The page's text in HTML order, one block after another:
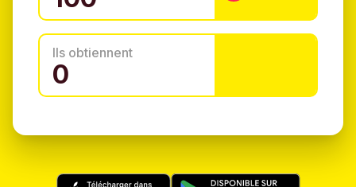
Ils obtiennent